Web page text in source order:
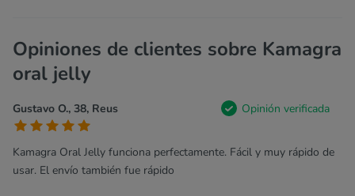
Opiniones de clientes sobre Kamagra
oral jelly
Gustavo O., 38, Reus Opinión verificada
Kamagra Oral Jelly funciona perfectamente. Fácil y muy rápido de
usar. El envío también fue rápido